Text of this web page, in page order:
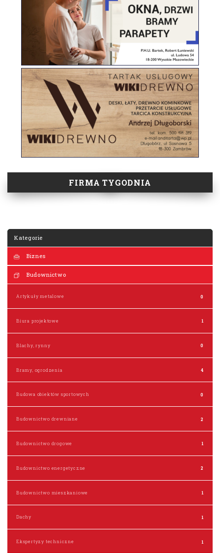
FIRMA TYGODNIA
Kategorie
Biznes
Budownictwo
Artykuły metalowe 0
Biura projektowe 1
Blachy, rynny 0
Bramy, ogrodzenia 4
Budowa obiektów sportowych 0
Budownictwo drewniane 2
Budownictwo drogowe 1
Budownictwo energetyczne 2
Budownictwo mieszkaniowe 1
Dachy 1
Ekspertyzy techniczne 1